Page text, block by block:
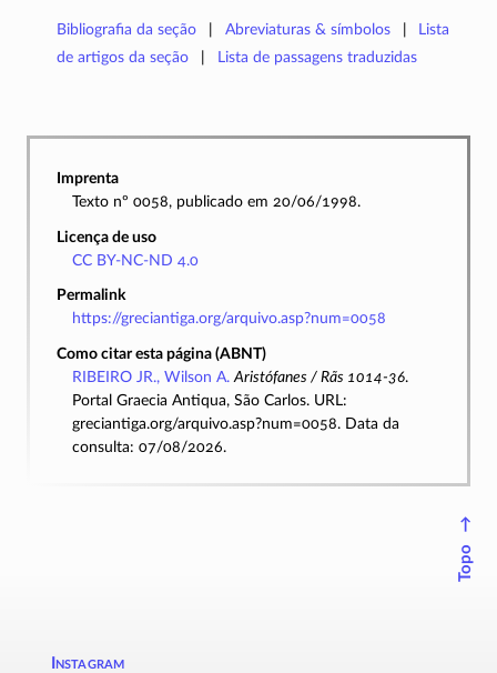
Bibliografia da seção Abreviaturas & símbolos
Lista
de artigos da seção
Lista de passagens traduzidas
Imprenta
Texto nº 0058, publicado em 20/06/1998.
Licença de uso
CC BY-NC-ND 4.0
Permalink
https://greciantiga.org/arquivo.asp?num=0058
Como citar esta página (ABNT)
RIBEIRO JR., Wilson A. Aristófanes / Rãs 1014-36.
Portal Graecia Antiqua, São Carlos. URL:
greciantiga.org/arquivo.asp?num=0058. Data da
consulta: 07/08/2026.
↑
Topo
Instagram